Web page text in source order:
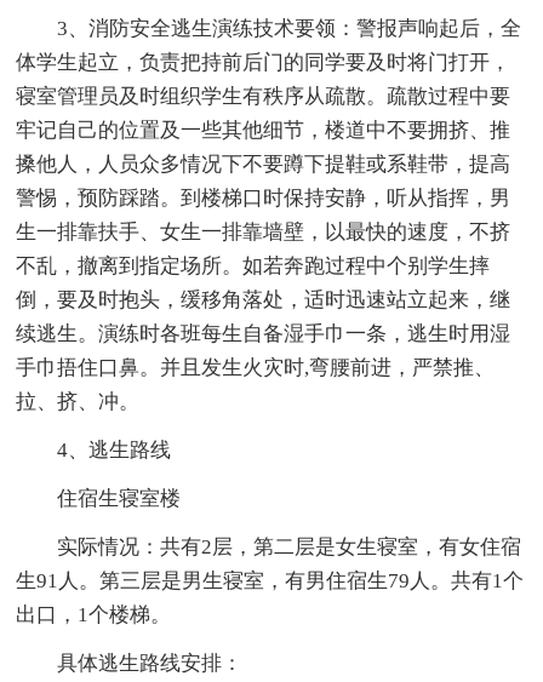
3、消防安全逃生演练技术要领：警报声响起后，全
体学生起立，负责把持前后门的同学要及时将门打开，
寝室管理员及时组织学生有秩序从疏散。疏散过程中要
牢记自己的位置及一些其他细节，楼道中不要拥挤、推
搡他人，人员众多情况下不要蹲下提鞋或系鞋带，提高
警惕，预防踩踏。到楼梯口时保持安静，听从指挥，男
生一排靠扶手、女生一排靠墙壁，以最快的速度，不挤
不乱，撤离到指定场所。如若奔跑过程中个别学生摔
倒，要及时抱头，缓移角落处，适时迅速站立起来，继
续逃生。演练时各班每生自备湿手巾一条，逃生时用湿
手巾捂住口鼻。并且发生火灾时,弯腰前进，严禁推、
拉、挤、冲。
4、逃生路线
住宿生寝室楼
实际情况：共有2层，第二层是女生寝室，有女住宿
生91人。第三层是男生寝室，有男住宿生79人。共有1个
出口，1个楼梯。
具体逃生路线安排：